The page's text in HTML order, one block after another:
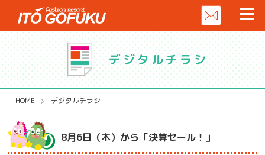
デジタルチラシ
HOME デジタルチラシ
8月6日（木）から「決算セール！」